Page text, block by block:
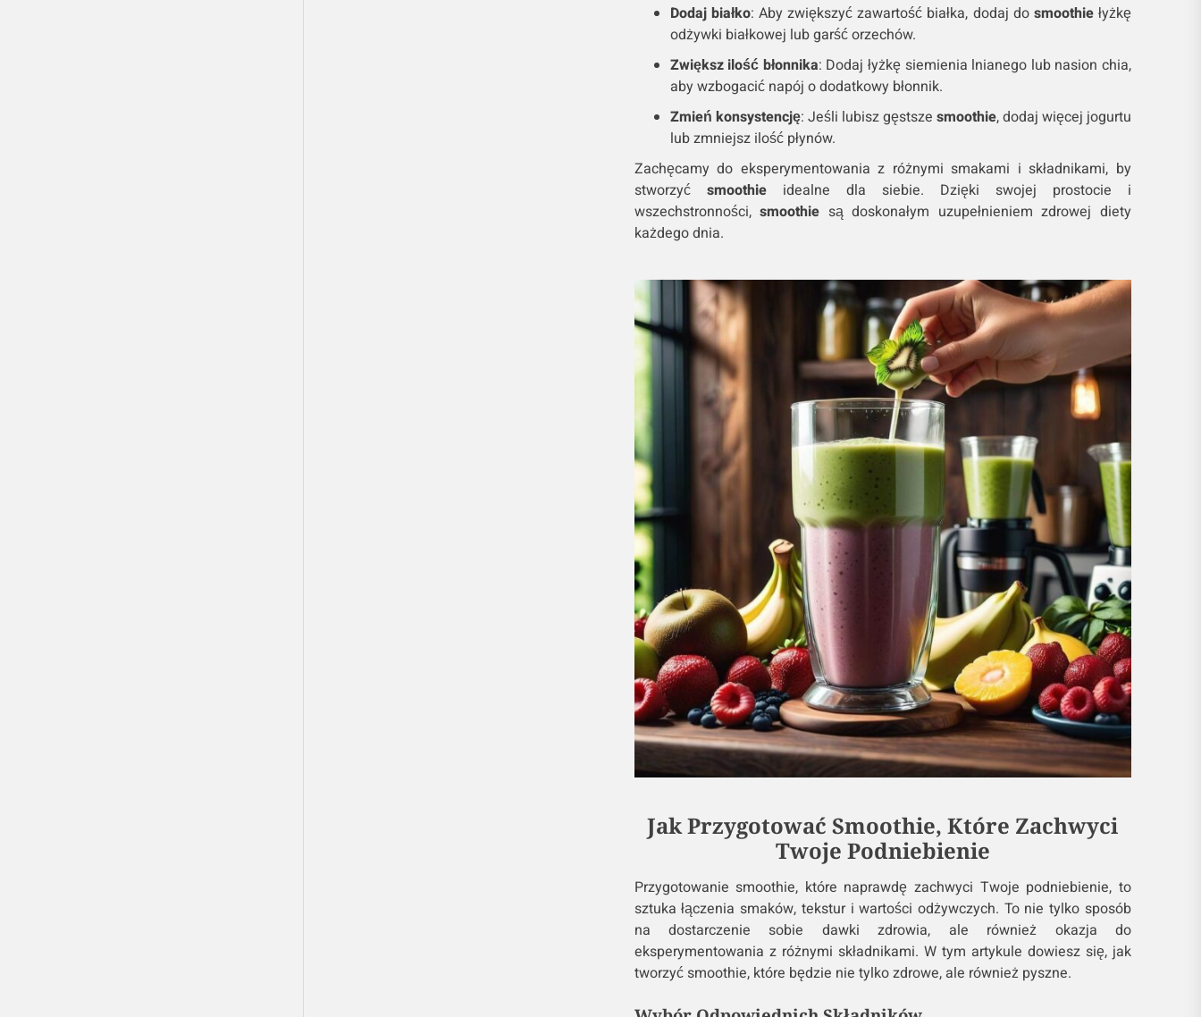
Dodaj białko: Aby zwiększyć zawartość białka, dodaj do smoothiełyżkę
odżywki białkowej lub garść orzechów.
Zwiększ ilość błonnika: Dodaj łyżkę siemienia lnianego lub nasion chia,
aby wzbogacić napój o dodatkowy błonnik.
Zmień konsystencję: Jeśli lubisz gęstsze smoothie, dodaj więcej jogurtu
lub zmniejsz ilość płynów.
Zachęcamy do eksperymentowania z różnymi smakami i składnikami, by
stworzyć smoothieidealne dla siebie. Dzięki swojej prostocie i
wszechstronności,smoothie są doskonałym uzupełnieniem zdrowej diety
każdego dnia.
Jak Przygotować Smoothie, Które Zachwyci
Twoje Podniebienie
Przygotowanie smoothie, które naprawdę zachwyci Twoje podniebienie, to
sztuka łączenia smaków, tekstur i wartości odżywczych. To nie tylko sposób
na dostarczenie sobie dawki zdrowia, ale również okazja do
eksperymentowania z różnymi składnikami. W tym artykule dowiesz się, jak
tworzyć smoothie, które będzie nie tylko zdrowe, ale również pyszne.